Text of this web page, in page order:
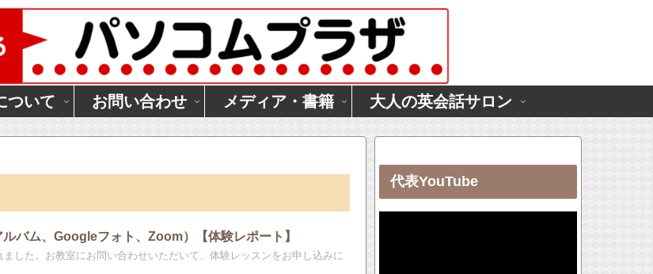
ついて お問い合わせ メディア・書籍 大人の英会話サロン
バム、Googleフォト、Zoom）【体験レポート】
した。お教室にお問い合わせいただいて、体験レッスンをお申し込みに
代表YouTube